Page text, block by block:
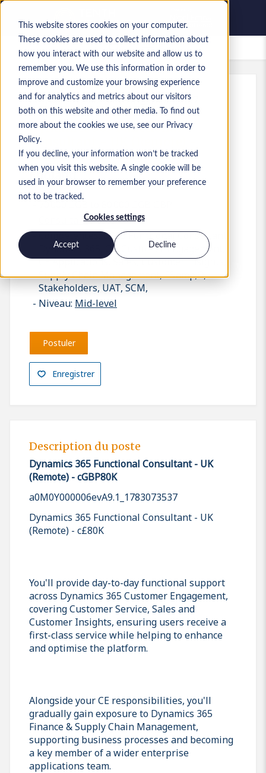
This website stores cookies on your computer.
These cookies are used to collect information about
how you interact with our website and allow us to
remember you. We use this information in order to
improve and customize your browsing experience
and for analytics and metrics about our visitors
both on this website and other media. To find out
more about the cookies we use, see our Privacy
Policy.
If you decline, your information won’t be tracked
when you visit this website. A single cookie will be
used in your browser to remember your preference
not to be tracked.
Cookies settings
Accept Decline
Offres d’emploi enregistrées
Réf. :a0M0Y000006evA9.1_1783073537
Dynamics 365 Functional
Consultant - UK (Remote) -
cGBP80K
England
ConsultantPoste
Compétences: D365 Functional Consultant,
Dynamics 365, CE, Customer Engagement,
CE Applications, Sales, Customer Insights,
Supply Chain Management, F&amp;O,
Stakeholders, UAT, SCM,
Niveau: Mid-level
Enregistrer
Postuler
Description du poste
Dynamics 365 Functional Consultant - UK
(Remote) - cGBP80K
a0M0Y000006evA9.1_1783073537
Dynamics 365 Functional Consultant - UK
(Remote) - c£80K
You'll provide day-to-day functional support
across Dynamics 365 Customer Engagement,
covering Customer Service, Sales and
Customer Insights, ensuring users receive a
first-class service while helping to enhance
and optimise the platform.
Alongside your CE responsibilities, you'll
gradually gain exposure to Dynamics 365
Finance & Supply Chain Management,
supporting business processes and becoming
a key member of a wider enterprise
applications team.